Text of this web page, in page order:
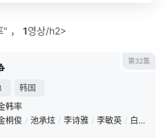
， 1영상/h2>
第32集
韩国
韩率
桐俊 / 池承炫 / 李诗雅 / 李敏英 / 白成铉